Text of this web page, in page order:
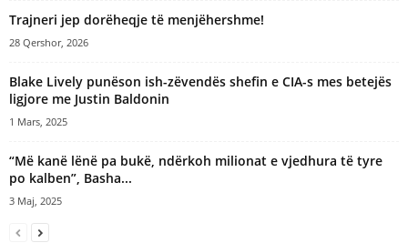
Trajneri jep dorëheqje të menjëhershme!
28 Qershor, 2026
Blake Lively punëson ish-zëvendës shefin e CIA-s mes betejës
ligjore me Justin Baldonin
1 Mars, 2025
“Më kanë lënë pa bukë, ndërkoh milionat e vjedhura të tyre
po kalben”, Basha...
3 Maj, 2025